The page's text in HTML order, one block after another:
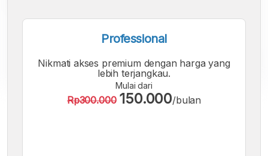
A A A
Professional
Nikmati akses premium dengan harga yang
lebih terjangkau.
Mulai dari
Rp300.000 150.000/bulan